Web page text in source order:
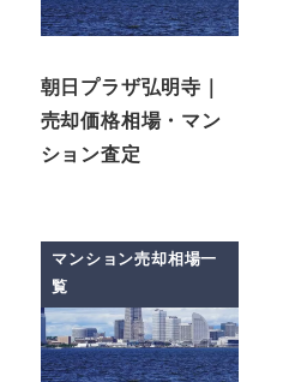
朝日プラザ弘明寺｜
売却価格相場・マン
ション査定
マンション売却相場一
覧